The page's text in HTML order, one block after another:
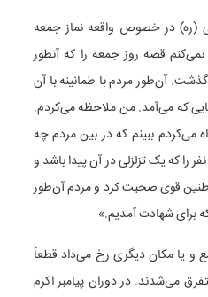
(ره) در خصوص واقعه نماز جمعه
قصه روز جمعه را که آنطور
گذشت. آن‌طور مردم با طمانینه با آن
که می‌آمد. من ملاحظه می‌کردم.
ببینم که در بین مردم چه
که یک تزلزلی در آن پیدا باشد و
قوی صحبت کرد و مردم آن‌طور
برای شهادت آمدیم.»
و یا مکان دیگری رخ می‌داد قطعاً
می‌شدند. در دوران پیامبر اکرم